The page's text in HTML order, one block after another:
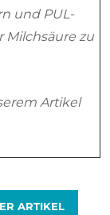
und PUL-
Milchsäure zu
Artikel
ARTIKEL